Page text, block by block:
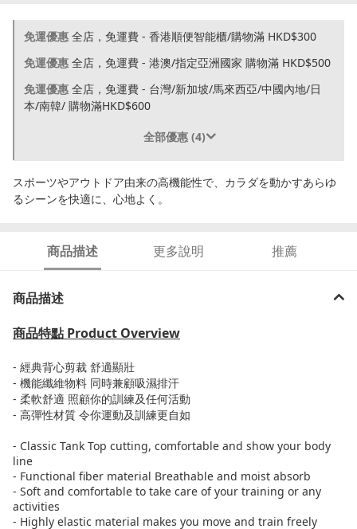
免運優惠 全店，免運費 - 香港順便智能櫃/購物滿 HKD$300
免運優惠 全店，免運費 - 港澳/指定亞洲國家 購物滿 HKD$500
免運優惠 全店，免運費 - 台灣/新加坡/馬來西亞/中國內地/日
本/南韓/ 購物滿HKD$600
全部優惠 (4)
スポーツやアウトドア由来の高機能性で、カラダを動かすあらゆ
るシーンを快適に、心地よく。
商品描述 更多說明 推薦
商品描述
商品特點 Product Overview
- 經典背心剪裁 舒適顯壯
- 機能纖維物料 同時兼顧吸濕排汗
- 柔軟舒適 照顧你的訓練及任何活動
- 高彈性材質 令你運動及訓練更自如
- Classic Tank Top cutting, comfortable and show your body
line
- Functional fiber material Breathable and moist absorb
- Soft and comfortable to take care of your training or any
activities
- Highly elastic material makes you move and train freely